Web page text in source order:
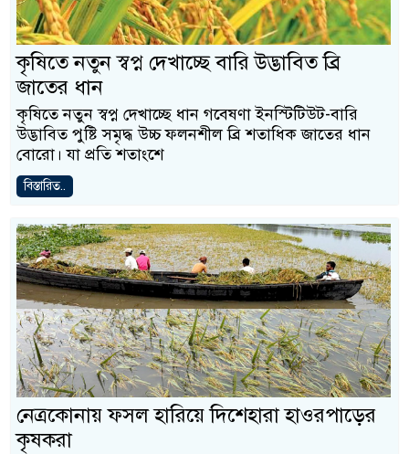
কৃষিতে নতুন স্বপ্ন দেখাচ্ছে বারি উদ্ভাবিত ব্রি
জাতের ধান
কৃষিতে নতুন স্বপ্ন দেখাচ্ছে ধান গবেষণা ইনস্টিটিউট-বারি
উদ্ভাবিত পুষ্টি সমৃদ্ধ উচ্চ ফলনশীল ব্রি শতাধিক জাতের ধান
বোরো। যা প্রতি শতাংশে
বিস্তারিত..
নেত্রকোনায় ফসল হারিয়ে দিশেহারা হাওরপাড়ের
কৃষকরা